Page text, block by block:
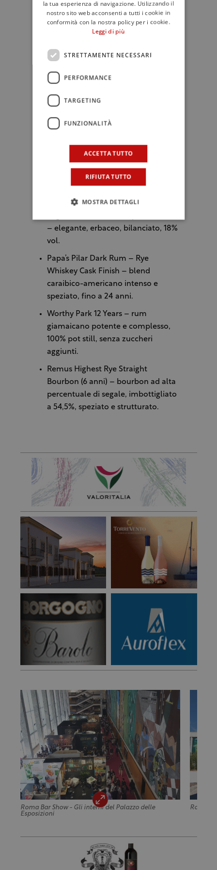
Guru Milano, premiato da Lorenzo
Di Cola.
Amaro Montenegro: Luca Bruni
(Depero Club), premiato da
Alessandro Soleschi.
Best Italian Cocktail Bar 2025, by
Perrier: Aguardiente (Marina di
Ravenna), premiato da Chiara Della
Maggiora.
alcuni assaggi tra i più apprezzati del
– elegante, erbaceo, bilanciato, 18%
vol.
Papa’s Pilar Dark Rum – Rye
Whiskey Cask Finish – blend
caraibico-americano intenso e
speziato, fino a 24 anni.
Worthy Park 12 Years – rum
giamaicano potente e complesso,
100% pot still, senza zuccheri
aggiunti.
Remus Highest Rye Straight
Bourbon (6 anni) – bourbon ad alta
percentuale di segale, imbottigliato
a 54,5%, speziato e strutturato.
Roma Bar Show - Gli interni del Palazzo delle
Esposizioni
Roma
la tua esperienza di navigazione. Utilizzando il
nostro sito web acconsenti a tutti i cookie in
conformità con la nostra policy per i cookie.
Leggi di più
STRETTAMENTE NECESSARI
PERFORMANCE
TARGETING
FUNZIONALITÀ
ACCETTA TUTTO
RIFIUTA TUTTO
MOSTRA DETTAGLI